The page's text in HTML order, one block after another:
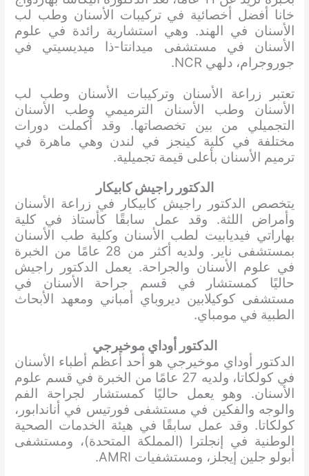
خانا أفضل أخصائية في تركيبات الأسنان وطب لب
الأسنان في الهند. وهي استشارية رائدة في علوم
الأسنان في مستشفى ميدانتا-ذا ميديسيتي في
جوروجرام، دلهي NCR.
تعتبر زراعة الأسنان وتركيبات الأسنان وطب لب
الأسنان وطب الأسنان الترميمي وطب الأسنان
التجميلي من بين تخصصاتها. وقد أكملت دورات
مختلفة في كلية كينجز في لندن وهي ماهرة في
ترميم الأسنان بأعلى قيمة تجميلية.
الدكتور راجيش كابيكار
يتخصص الدكتور راجيش كابيكار في زراعة الأسنان
وأمراض اللثة. وقد عمل سابقًا كأستاذ في كلية
بهاراتي فيديابيت لطب الأسنان وكلية طب الأسنان
بمستشفى ناير. ولديه أكثر من 28 عامًا من الخبرة
في علوم الأسنان والجراحة. يعمل الدكتور راجيش
حاليًا كمستشار في قسم جراحة الأسنان في
مستشفى كوكيلابين ديروباي أمباني ومعهد الأبحاث
الطبية في مومباي.
الدكتور أوداي موخيرجي
الدكتور أوداي موخيرجي هو أحد أعظم أطباء الأسنان
في كولكاتا، ولديه 27 عامًا من الخبرة في قسم علوم
الأسنان. وهو يعمل حاليًا كمستشار لجراحة الفم
والوجه والفكين في مستشفى فورتيس في أناندابور،
كولكاتا. وقد عمل سابقًا في هيئة الخدمات الصحية
الوطنية في إنجلترا (المملكة المتحدة)، ومستشفى
أبولو جلين إيجلز، ومستشفيات AMRI.